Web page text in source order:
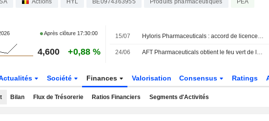
Actions HYL BE0974363955 Produits pharmaceutiques PEA
Après clôture 17:30:00
4,600 +0,88 %
15/07 Hyloris Pharmaceuticals : accord de licence exclusif pour l'antalgique Maxigesic en Chine
24/06 AFT Pharmaceuticals obtient le feu vert de la FDA américaine pour un essai de phase 3 de son traitement injectable contre la carence en fer
Société Finances Valorisation Consensus Ratings
Bilan Flux de Trésorerie Ratios Financiers Segments d'Activités